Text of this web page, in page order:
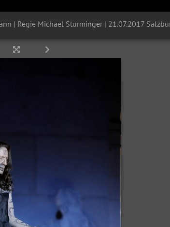
| Regie Michael Sturminger | 21.07.2017